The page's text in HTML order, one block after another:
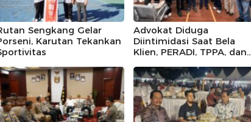
Sengkang Gelar
Karutan Tekankan
Advokat Diduga
Diintimidasi Saat Bela
Klien, PERADI, TPPA, dan
Polda Riau Usut Tuntas
Dugaan Premanisme